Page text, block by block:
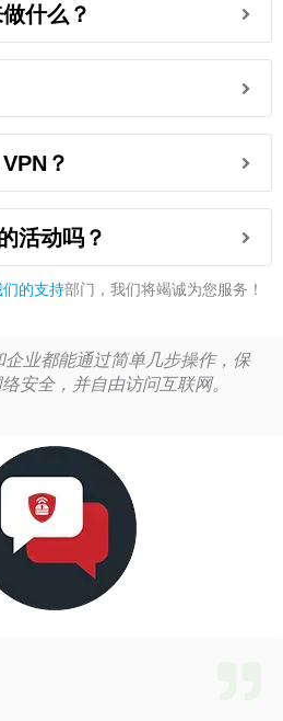
什么？
？
活动吗？
的支持部门，我们将竭诚为您服务！
业都能通过简单几步操作，保
安全，并自由访问互联网。